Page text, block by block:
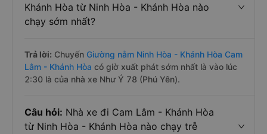
Khánh Hòa từ Ninh Hòa - Khánh Hòa nào
chạy sớm nhất?
Trả lời: Chuyến Giường nằm Ninh Hòa - Khánh Hòa Cam
Lâm - Khánh Hòa có giờ xuất phát sớm nhất là vào lúc
2:30 là của nhà xe Như Ý 78 (Phú Yên).
Câu hỏi: Nhà xe đi Cam Lâm - Khánh Hòa
từ Ninh Hòa - Khánh Hòa nào chạy trễ